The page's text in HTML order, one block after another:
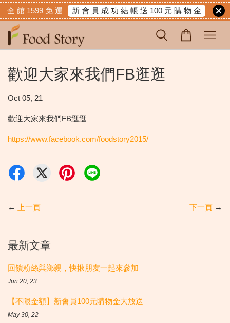
全 館 1599 免 運 新 會 員 成 功 結 帳 送 100 元 購 物 金
歡迎大家來我們FB逛逛
Oct 05, 21
歡迎大家來我們FB逛逛
https://www.facebook.com/foodstory2015/
← 上一頁 下一頁 →
最新文章
回饋粉絲與鄉親，快揪朋友一起來參加
Jun 20, 23
【不限金額】新會員100元購物金大放送
May 30, 22